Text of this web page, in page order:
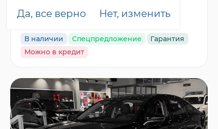
Да, все верно Нет, изменить
черный
В наличии Спецпредложение
Гарантия
Можно в кредит